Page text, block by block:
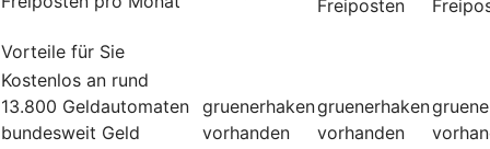
Freiposten
Vorteile für Sie
Kostenlos an rund
13.800 Geldautomaten
bundesweit Geld
gruenerhaken
vorhanden
gruenerhaken
vorhanden